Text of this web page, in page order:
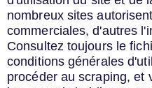
nombreux sites
commerciales, d'autres
Consultez toujours le
conditions générales
procéder au scraping, et